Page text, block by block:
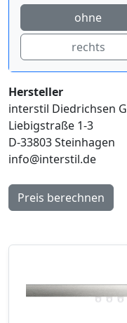
ohne
rechts
Hersteller
interstil Diedrichsen
Liebigstraße 1-3
D-33803 Steinhagen
info@interstil.de
Preis berechnen